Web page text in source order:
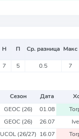
Н П Ср. разница Макс
7 5 0.5 7
Сезон Дата
GEOC (26) 01.08
GEOC (26) 26.07
UCOL(26/27) 16.07